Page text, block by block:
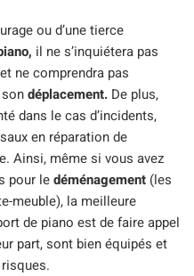
ou d’une tierce
il ne s’inquiétera pas
ne comprendra pas
déplacement. De plus,
dans le cas d’incidents,
en réparation de
Ainsi, même si vous avez
pour ledéménagement (les
meuble), la meilleure
de piano est de faire appel
part, sont bien équipés et